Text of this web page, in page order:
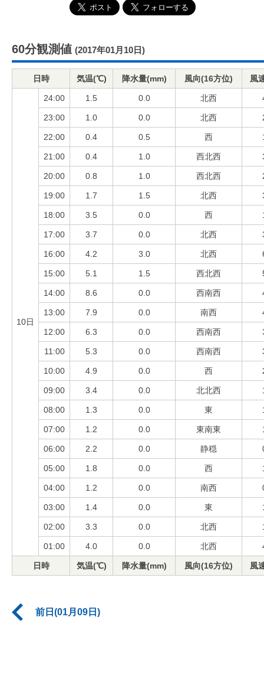
60分観測値 (2017年01月10日)
日時 気温(℃) 降水量(mm) 風向(16方位) 風
10日
24:00 1.5 0.0 北西
23:00 1.0 0.0 北西
22:00 0.4 0.5 西
21:00 0.4 1.0 西北西
20:00 0.8 1.0 西北西
19:00 1.7 1.5 北西
18:00 3.5 0.0 西
17:00 3.7 0.0 北西
16:00 4.2 3.0 北西
15:00 5.1 1.5 西北西
14:00 8.6 0.0 西南西
13:00 7.9 0.0 南西
12:00 6.3 0.0 西南西
11:00 5.3 0.0 西南西
10:00 4.9 0.0 西
09:00 3.4 0.0 北北西
08:00 1.3 0.0 東
07:00 1.2 0.0 東南東
06:00 2.2 0.0 静穏
05:00 1.8 0.0 西
04:00 1.2 0.0 南西
03:00 1.4 0.0 東
02:00 3.3 0.0 北西
01:00 4.0 0.0 北西
日時 気温(℃) 降水量(mm) 風向(16方位) 風
前日(01月09日)